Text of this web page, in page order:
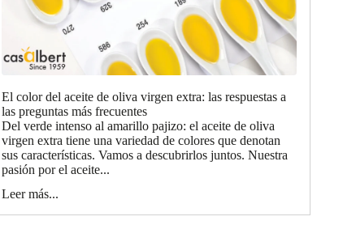
El color del aceite de oliva virgen extra: las respuestas a
las preguntas más frecuentes
Del verde intenso al amarillo pajizo: el aceite de oliva
virgen extra tiene una variedad de colores que denotan
sus características. Vamos a descubrirlos juntos. Nuestra
pasión por el aceite...
Leer más...